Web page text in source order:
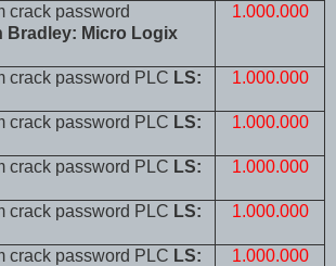
crack password
Bradley: Micro Logix
1.000.000
crack password PLC LS:
1.000.000
crack password PLC LS:
1.000.000
crack password PLC LS:
1.000.000
crack password PLC LS:
1.000.000
crack password PLC LS:
1.000.000